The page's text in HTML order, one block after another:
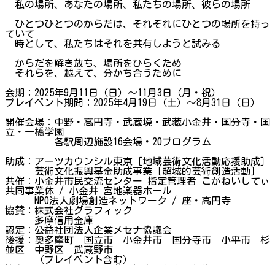
私の場所、あなたの場所、私たちの場所、彼らの場所
ひとつひとつのからだは、それぞれにひとつの場所を持っ
ていて
時として、私たちはそれを共有しようと試みる
からだを解き放ち、場所をひらくため
それらを、越えて、分かち合うために
会期：2025年9月11日（日）〜11月3日（月・祝）
プレイベント期間：2025年4月19日（土）〜8月31日（日）
開催会場：中野・高円寺・武蔵境・武藏小金井・国分寺・国
立・一橋学園
各駅周辺施設16会場・20プログラム
助成：アーツカウンシル東京［地域芸術文化活動応援助成］
芸術文化振興基金助成事業［超域的芸術創造活動］
共催：小金井市民交流センター 指定管理者 こがねいしてぃ
共同事業体 / 小金井 宮地楽器ホール
NPO法人劇場創造ネットワーク / 座・高円寺
協賛：株式会社グラフィック
多摩信用金庫
認定：公益社団法人企業メセナ協議会
後援：奥多摩町 国立市 小金井市 国分寺市 小平市 杉
並区 中野区 武蔵野市
（プレイベント含む）